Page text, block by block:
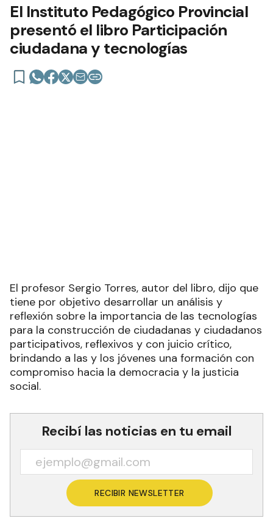
El Instituto Pedagógico Provincial
presentó el libro Participación
ciudadana y tecnologías
El profesor Sergio Torres, autor del libro, dijo que
tiene por objetivo desarrollar un análisis y
reflexión sobre la importancia de las tecnologías
para la construcción de ciudadanas y ciudadanos
participativos, reflexivos y con juicio crítico,
brindando a las y los jóvenes una formación con
compromiso hacia la democracia y la justicia
social.
Recibí las noticias en tu email
RECIBIR NEWSLETTER